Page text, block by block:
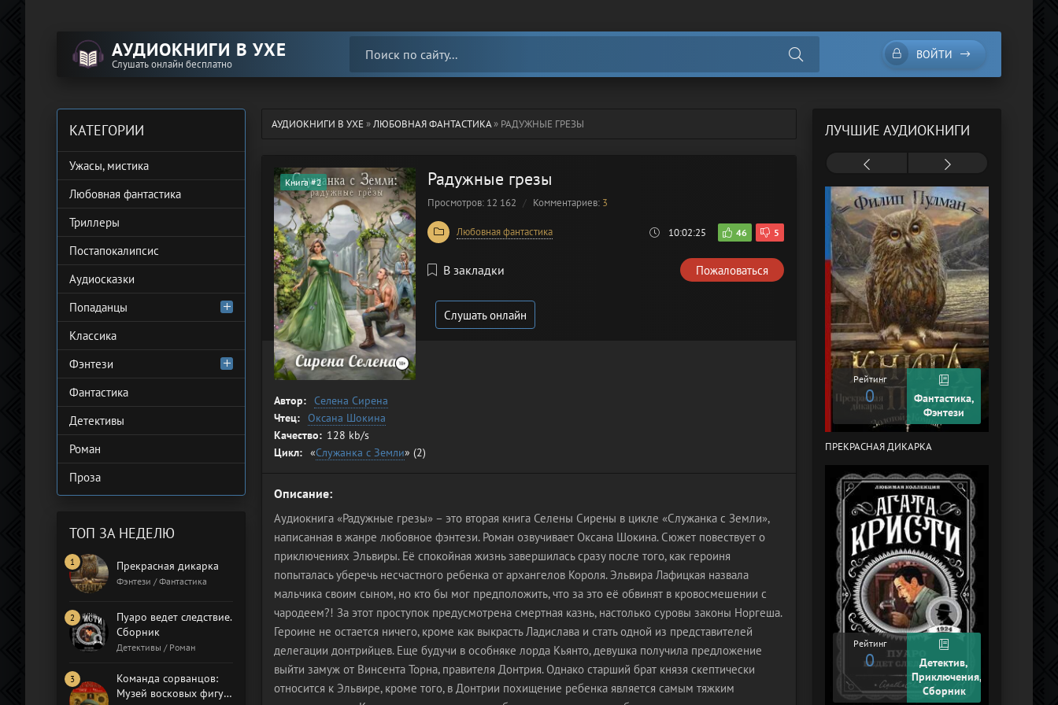
АУДИОКНИГИ В УХЕ
Слушать онлайн бесплатно
ВОЙТИ
АУДИОКНИГИ В УХЕ»ЛЮБОВНАЯ ФАНТАСТИКА» РАДУЖНЫЕ ГРЕЗЫ
Радужные грезы
Книга #2
Просмотров: 12 162 Комментариев: 3
Любовная фантастика 10:02:25 46 5
В закладки Пожаловаться
Слушать онлайн
Автор: Селена Сирена
Чтец: Оксана Шокина
Качество: 128 kb/s
Цикл: «Служанка с Земли» (2)
Описание:
Аудиокнига «Радужные грезы» – это вторая книга Селены Сирены в цикле «Служанка с Земли»,
написанная в жанре любовное фэнтези. Роман озвучивает Оксана Шокина. Сюжет повествует о
приключениях Эльвиры. Её спокойная жизнь завершилась сразу после того, как героиня
попыталась уберечь несчастного ребенка от архангелов Короля. Эльвира Лафицкая назвала
мальчика своим сыном, но кто бы мог предположить, что за это её обвинят в кровосмешении с
чародеем?! За этот проступок предусмотрена смертная казнь, настолько суровы законы Норгеша.
Героине не остается ничего, кроме как выкрасть Ладислава и стать одной из представителей
делегации донтрийцев. Еще будучи в особняке лорда Кьянто, девушка получила предложение
выйти замуж от Винсента Торна, правителя Донтрия. Однако старший брат князя скептически
относится к Эльвире, кроме того, в Донтрии похищение ребенка является самым тяжким
КАТЕГОРИИ
Ужасы, мистика
Любовная фантастика
Триллеры
Постапокалипсис
Аудиосказки
Попаданцы
Классика
Фэнтези
Фантастика
Детективы
Роман
Проза
ТОП ЗА НЕДЕЛЮ
Прекрасная дикарка
Фэнтези / Фантастика
Пуаро ведет следствие.
Сборник
Детективы / Роман
Команда сорванцов:
Музей восковых фигур.
ЛУЧШИЕ АУДИОКНИГИ
Рейтинг
0
Фантастика,
Фэнтези
ПРЕКРАСНАЯ ДИКАРКА
Рейтинг
0
Детектив,
Приключения,
Сборник